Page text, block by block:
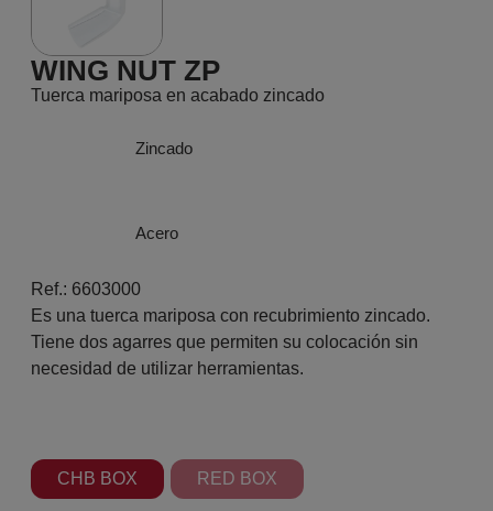
WING NUT ZP
Tuerca mariposa en acabado zincado
Zincado
Acero
Ref.: 6603000
Es una tuerca mariposa con recubrimiento zincado.
Tiene dos agarres que permiten su colocación sin
necesidad de utilizar herramientas.
CHB BOX RED BOX